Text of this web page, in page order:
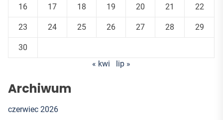
16 17 18 19 20 21 22
23 24 25 26 27 28 29
30
« kwi
lip »
Archiwum
czerwiec 2026